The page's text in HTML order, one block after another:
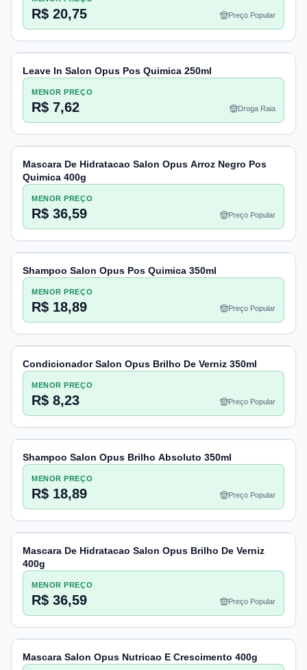
R$ 20,75 Preço Popular
Leave In Salon Opus Pos Quimica 250ml
MENOR PREÇO
R$ 7,62 Droga Raia
Mascara De Hidratacao Salon Opus Arroz Negro Pos
Quimica 400g
MENOR PREÇO
R$ 36,59 Preço Popular
Shampoo Salon Opus Pos Quimica 350ml
MENOR PREÇO
R$ 18,89 Preço Popular
Condicionador Salon Opus Brilho De Verniz 350ml
MENOR PREÇO
R$ 8,23 Preço Popular
Shampoo Salon Opus Brilho Absoluto 350ml
MENOR PREÇO
R$ 18,89 Preço Popular
Mascara De Hidratacao Salon Opus Brilho De Verniz
400g
MENOR PREÇO
R$ 36,59 Preço Popular
Mascara Salon Opus Nutricao E Crescimento 400g